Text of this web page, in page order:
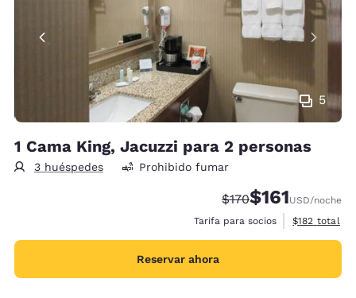
5
1 Cama King, Jacuzzi para 2 personas
3 huéspedes Prohibido fumar
Precio tachado:
$170Precio con
$161USD/noche
Tarifa para socios
Ver detalles
$182 total
Reservar ahora